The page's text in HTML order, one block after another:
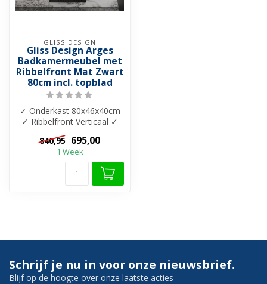
GLISS DESIGN
Gliss Design Arges
Badkamermeubel met
Ribbelfront Mat Zwart
80cm incl. topblad
✓ Onderkast 80x46x40cm
✓ Ribbelfront Verticaal ✓
Topblad 18mm zonder
uitsparing ...
840,95 695,00
1 Week
Schrijf je nu in voor onze nieuwsbrief.
Blijf op de hoogte over onze laatste acties